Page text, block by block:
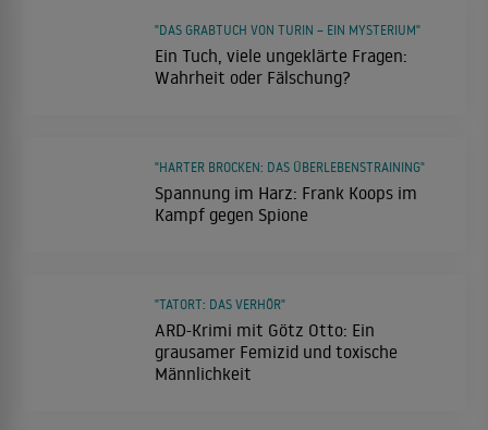
Ein Tuch, viele ungeklärte Fragen:
Wahrheit oder Fälschung?
"DAS GRABTUCH VON TURIN – EIN MYSTERIUM"
Spannung im Harz: Frank Koops im
Kampf gegen Spione
"HARTER BROCKEN: DAS ÜBERLEBENSTRAINING"
ARD-Krimi mit Götz Otto: Ein
grausamer Femizid und toxische
Männlichkeit
"TATORT: DAS VERHÖR"